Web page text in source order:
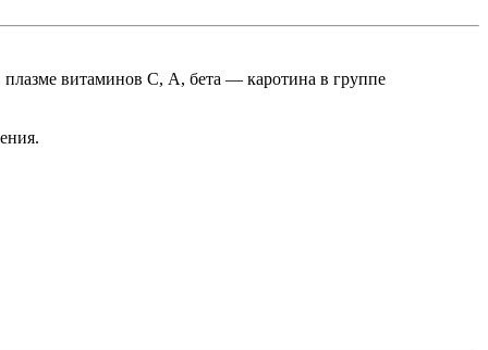
витаминов С, А, бета — каротина в группе